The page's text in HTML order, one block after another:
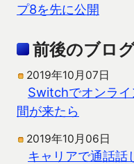
プ8を先に公開
前後のブロ
2019年10月07日
Switchでオンライ
間が来たら
2019年10月06日
キャリアで通話話